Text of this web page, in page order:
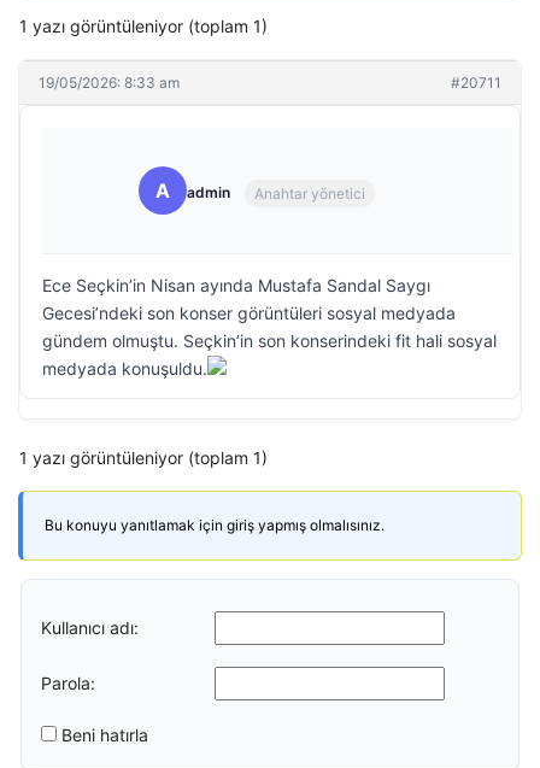
1 yazı görüntüleniyor (toplam 1)
19/05/2026: 8:33 am #20711
A admin Anahtar yönetici
Ece Seçkin’in Nisan ayında Mustafa Sandal Saygı
Gecesi’ndeki son konser görüntüleri sosyal medyada
gündem olmuştu. Seçkin’in son konserindeki fit hali sosyal
medyada konuşuldu.
1 yazı görüntüleniyor (toplam 1)
Bu konuyu yanıtlamak için giriş yapmış olmalısınız.
Kullanıcı adı:
Parola:
Beni hatırla